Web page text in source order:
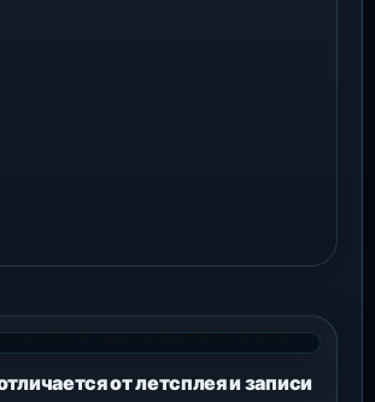
от летсплея и записи